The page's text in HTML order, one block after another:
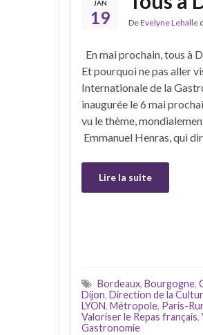
JAN
19 DeEvelyne Lehalle
En mai prochain, tous à
Et pourquoi ne pas aller
Internationale de la
inaugurée le 6 mai
vu le thème,
Emmanuel Henras, qui
Lire la suite
Bordeaux, Bourgogne,
Dijon, Direction de la
LYON, Métropole, Paris-
Valoriser le Repas français,
Gastronomie